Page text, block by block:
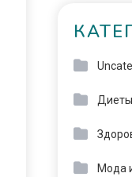
Диеты
Мода